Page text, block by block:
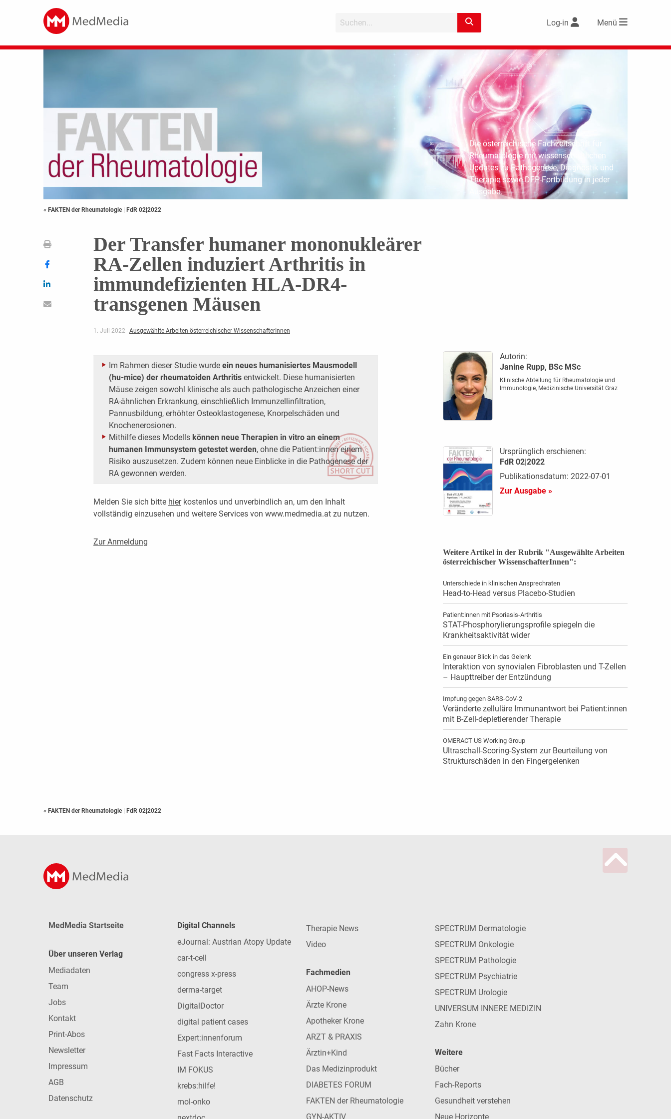
Log-in Menü
Die österreichische Fachzeitschrift für
Rheumatologie mit wissenschaftlichen
Updates zu Pathogenese, Diagnostik und
Therapie sowie DFP-Fortbildung in jeder
Ausgabe.
« FAKTEN der Rheumatologie | FdR 02|2022
Der Transfer humaner mononukleärer
RA-Zellen induziert Arthritis in
immundefizienten HLA-DR4-
transgenen Mäusen
1. Juli 2022 Ausgewählte Arbeiten österreichischer WissenschafterInnen
Im Rahmen dieser Studie wurdeein neues humanisiertes Mausmodell
(hu-mice) der rheumatoiden Arthritis­entwickelt. Diese humanisierten
Mäuse zeigen sowohl klinische als auch pathologische Anzeichen einer
RA-ähnlichen Erkrankung, einschließlich Immunzellinfiltration,
Pannusbildung, erhöhter Osteoklastogenese, ­Knorpelschäden und
Knochenerosionen.
Mithilfe dieses Modellskönnen neue Therapien in vitro an einem
humanen Immunsystem getestet werden, ohne die Patient:innen einem
Risiko auszusetzen. Zudem können neue Einblicke in die Pathogenese der
RA gewonnen werden.
Melden Sie sich bitte hierkostenlos und unverbindlich an, um den Inhalt
vollständig einzusehen und weitere Services von www.medmedia.at zu nutzen.
Zur Anmeldung
Autorin:
Janine Rupp, BSc MSc
Klinische Abteilung für Rheumatologie und
Immunologie, Medizinische Universität Graz
Ursprünglich erschienen:
FdR 02|2022
Publikationsdatum: 2022-07-01
Zur Ausgabe »
Weitere Artikel in der Rubrik "Ausgewählte Arbeiten
österreichischer WissenschafterInnen":
Unterschiede in klinischen Ansprechraten
Head-to-Head versus Placebo-Studien
Patient:innen mit Psoriasis-Arthritis
STAT-Phosphorylierungsprofile spiegeln die
Krankheitsaktivität wider
Ein genauer Blick in das Gelenk
Interaktion von synovialen ­Fibroblasten und T-Zellen
– Haupttreiber der Entzündung
Impfung gegen SARS-CoV-2
Veränderte zelluläre Immunantwort bei Patient:innen
mit B-Zell-depletierender Therapie
OMERACT US Working Group
Ultraschall-Scoring-System zur ­Beurteilung von
Strukturschäden in den Fingergelenken
« FAKTEN der Rheumatologie FdR 02|2022
MedMedia Startseite
Über unseren Verlag
Mediadaten
Team
Jobs
Kontakt
Print-Abos
Newsletter
Impressum
AGB
Datenschutz
Digital Channels
eJournal: Austrian Atopy Update
car-t-cell
congress x-press
derma-target
DigitalDoctor
digital patient cases
Expert:innenforum
Fast Facts Interactive
IM FOKUS
krebs:hilfe!
mol-onko
Therapie News
Video
Fachmedien
AHOP-News
Ärzte Krone
Apotheker Krone
ARZT & PRAXIS
Ärztin+Kind
Das Medizinprodukt
DIABETES FORUM
FAKTEN der Rheumatologie
GYN-AKTIV
SPECTRUM Dermatologie
SPECTRUM Onkologie
SPECTRUM Pathologie
SPECTRUM Psychiatrie
SPECTRUM Urologie
UNIVERSUM INNERE MEDIZIN
Zahn Krone
Weitere
Bücher
Fach-Reports
Gesundheit verstehen
Neue Horizonte